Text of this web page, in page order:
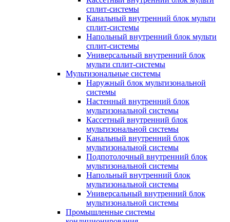
сплит-системы
Канальный внутренний блок мульти
сплит-системы
Напольный внутренний блок мульти
сплит-системы
Универсальный внутренний блок
мульти сплит-системы
Мультизональные системы
Наружный блок мультизональной
системы
Настенный внутренний блок
мультизональной системы
Кассетный внутренний блок
мультизональной системы
Канальный внутренний блок
мультизональной системы
Подпотолочный внутренний блок
мультизональной системы
Напольный внутренний блок
мультизональной системы
Универсальный внутренний блок
мультизональной системы
Промышленные системы